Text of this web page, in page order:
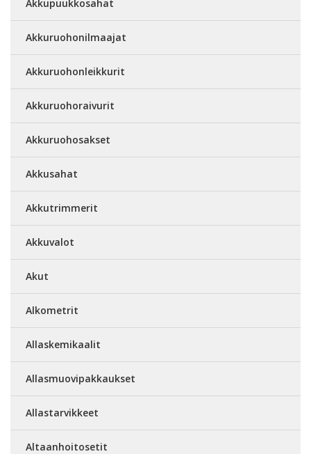
Akkupuukkosahat
Akkuruohonilmaajat
Akkuruohonleikkurit
Akkuruohoraivurit
Akkuruohosakset
Akkusahat
Akkutrimmerit
Akkuvalot
Akut
Alkometrit
Allaskemikaalit
Allasmuovipakkaukset
Allastarvikkeet
Altaanhoitosetit